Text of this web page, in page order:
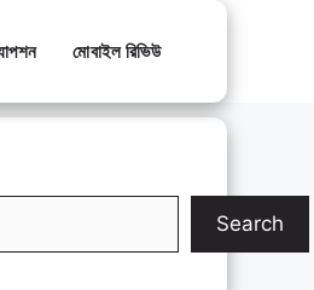
মোবাইল রিভিউ
Search